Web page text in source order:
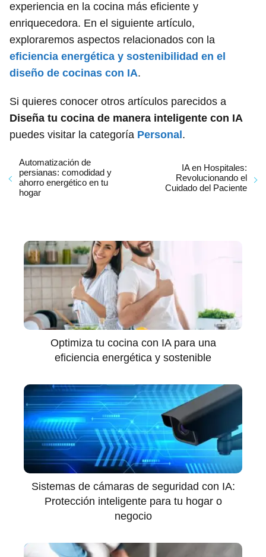
experiencia en la cocina más eficiente y
enriquecedora. En el siguiente artículo,
exploraremos aspectos relacionados con la
eficiencia energética y sostenibilidad en el
diseño de cocinas con IA.
Si quieres conocer otros artículos parecidos a
Diseña tu cocina de manera inteligente con IA
puedes visitar la categoría Personal .
Automatización de
persianas: comodidad y
ahorro energético en tu
hogar
IA en Hospitales:
Revolucionando el
Cuidado del Paciente
Optimiza tu cocina con IA para una
eficiencia energética y sostenible
Sistemas de cámaras de seguridad con IA:
Protección inteligente para tu hogar o
negocio